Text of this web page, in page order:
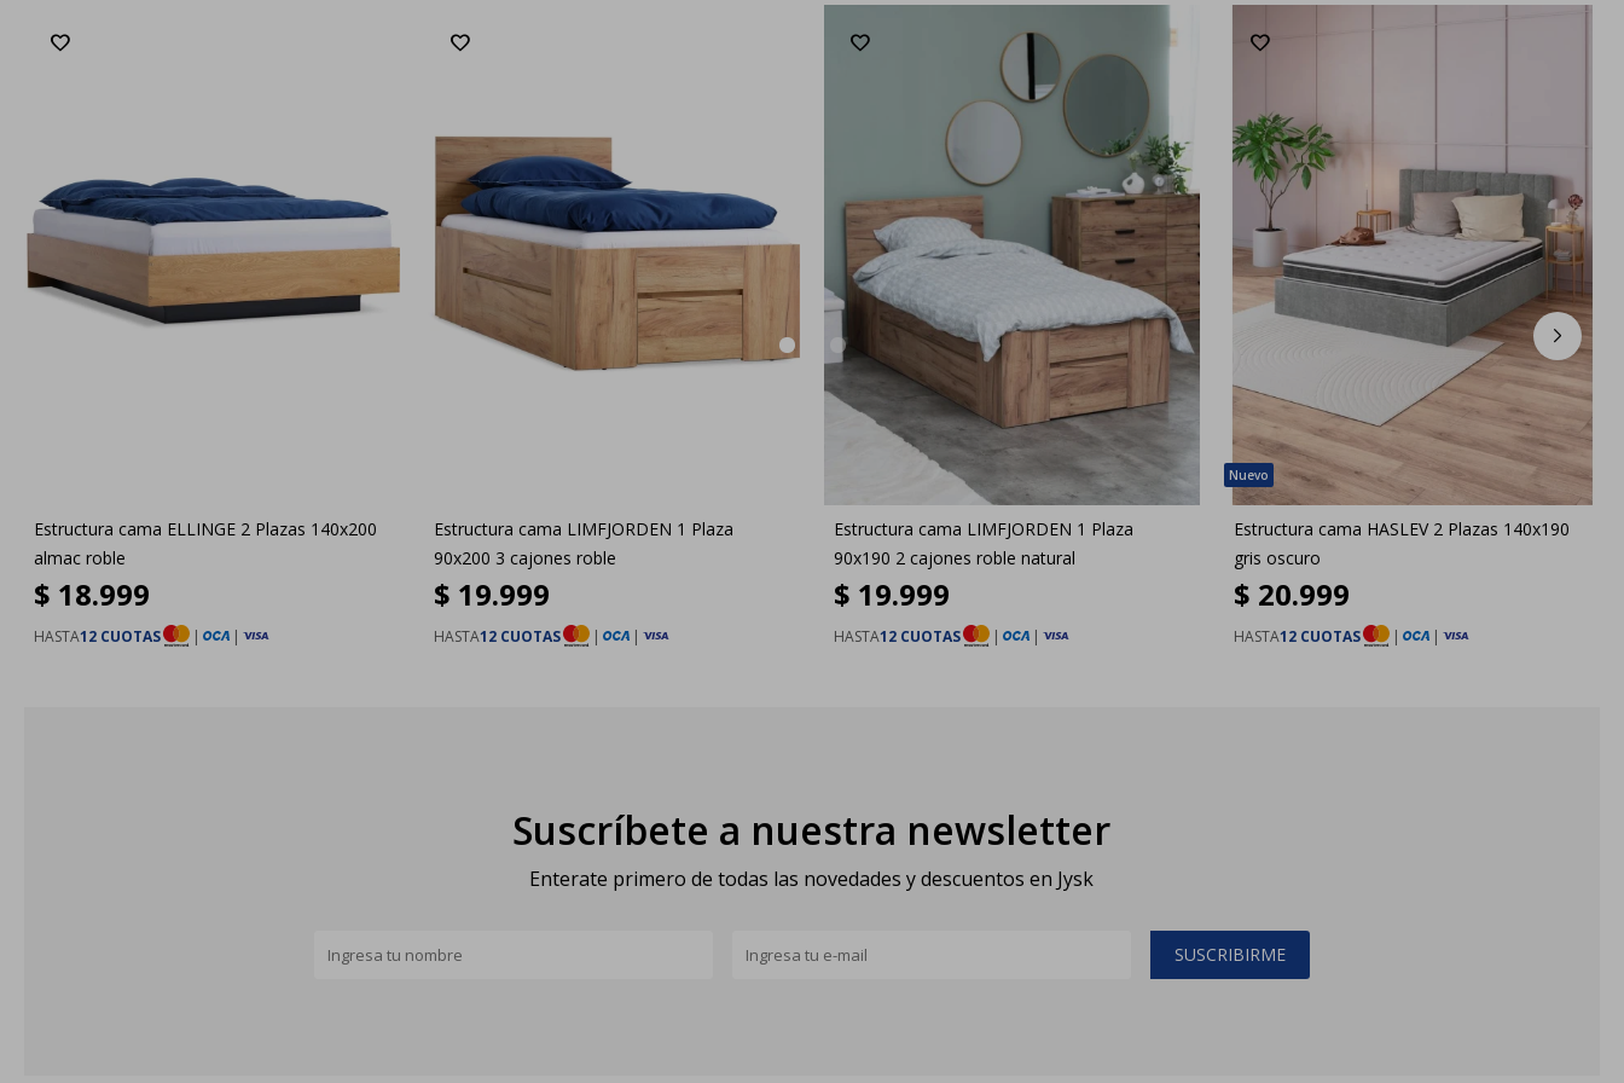
Estructura cama ELLINGE 2 Plazas 140x200
almac roble
$ 18.999
HASTA12 CUOTAS | |
Estructura cama LIMFJORDEN 1 Plaza
90x200 3 cajones roble
$ 19.999
HASTA12 CUOTAS | |
Estructura cama LIMFJORDEN 1 Plaza
90x190 2 cajones roble natural
$ 19.999
HASTA12 CUOTAS | |
Estructura cama HASLEV 2 Plazas 140x190
gris oscuro
$ 20.999
HASTA12 CUOTAS | |
Suscríbete a nuestra newsletter
Enterate primero de todas las novedades y descuentos en Jysk
SUSCRIBIRME